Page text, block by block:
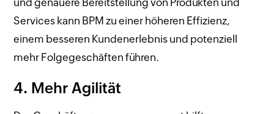
und genauere Bereitstellung von Produkten und
Services kann BPM zu einer höheren Effizienz,
einem besseren Kundenerlebnis und potenziell
mehr Folgegeschäften führen.
4. Mehr Agilität